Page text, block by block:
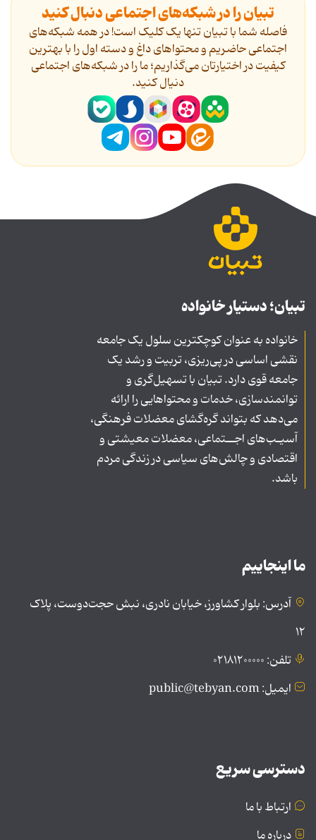
تبیان را در شبکه‌های اجتماعی دنبال کنید
فاصله شما با تبیان تنها یک کلیک است! در همه شبکه‌های
اجتماعی حاضریم و محتواهای داغ و دسته اول را با بهترین
کیفیت در اختیارتان می‌گذاریم؛ ما را در شبکه‌های اجتماعی
دنیال کنید.
تبیان؛ دستیار خانواده
خانواده به عنوان کوچکترین سلول یک جامعه
نقشی اساسی در پی‌ریزی، تربیت و رشد یک
جامعه قوی دارد. تبیان با تسهیل‌گری و
توانمندسازی، خدمات و محتواهایی را ارائه
می‌دهد که بتواند گره‌گشای معضلات فرهنگی،
آسیـب‌های اجــتماعی، معضلات معیشتی و
اقتصادی و چالش‌های سیاسی در زندگی مردم
باشد.
ما اینجاییم
آدرس: بلوار کشاورز، خیابان نادری، نبش حجت‌دوست، پلاک
۱۲
تلفن: ۰۲۱۸۱۲۰۰۰۰۰
ایمیل: public@tebyan.com
دسترسی سریع
ارتباط با ما
درباره ما